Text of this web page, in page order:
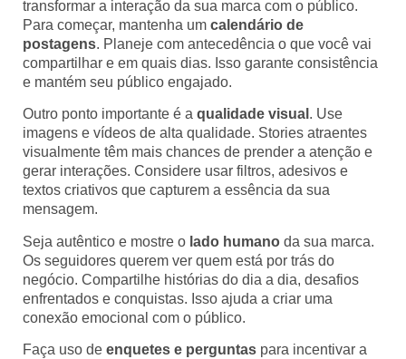
transformar a interação da sua marca com o público.
Para começar, mantenha um calendário de
postagens. Planeje com antecedência o que você vai
compartilhar e em quais dias. Isso garante consistência
e mantém seu público engajado.
Outro ponto importante é a qualidade visual . Use
imagens e vídeos de alta qualidade. Stories atraentes
visualmente têm mais chances de prender a atenção e
gerar interações. Considere usar filtros, adesivos e
textos criativos que capturem a essência da sua
mensagem.
Seja autêntico e mostre o lado humano da sua marca.
Os seguidores querem ver quem está por trás do
negócio. Compartilhe histórias do dia a dia, desafios
enfrentados e conquistas. Isso ajuda a criar uma
conexão emocional com o público.
Faça uso de enquetes e perguntas para incentivar a